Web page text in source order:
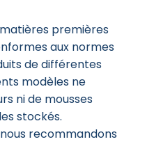
premières
aux normes
de différentes
modèles ne
ni de mousses
stockés.
recommandons